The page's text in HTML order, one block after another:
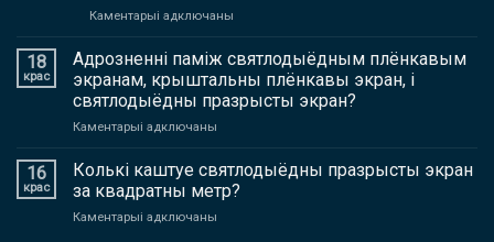
Каментарыі адключаны
выбраць
вытворцы
святлодыёднага
18
крас
Адрозненні паміж святлодыёдным плёнкавым
экранам, крыштальны плёнкавы экран, і
святлодыёдны празрысты экран?
Каментарыі адключаны
паміж
святлодыёдным
плёнкавым
16
крас
Колькі каштуе святлодыёдны празрысты экран
за квадратны метр?
Каментарыі адключаны